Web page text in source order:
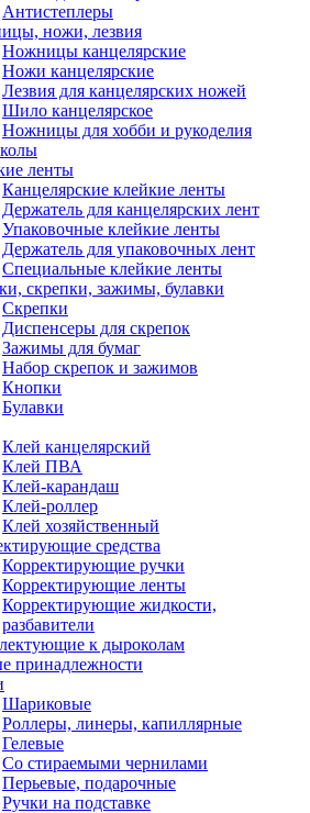
Антистеплеры
ножи, лезвия
Ножницы канцелярские
Ножи канцелярские
Лезвия для канцелярских ножей
Шило канцелярское
Ножницы для хобби и рукоделия
ленты
Канцелярские клейкие ленты
Держатель для канцелярских лент
Упаковочные клейкие ленты
Держатель для упаковочных лент
Специальные клейкие ленты
скрепки, зажимы, булавки
Скрепки
Диспенсеры для скрепок
Зажимы для бумаг
Набор скрепок и зажимов
Кнопки
Булавки
Клей канцелярский
Клей ПВА
Клей-карандаш
Клей-роллер
Клей хозяйственный
средства
Корректирующие ручки
Корректирующие ленты
Корректирующие жидкости,
разбавители
к дыроколам
принадлежности
Шариковые
Роллеры, линеры, капиллярные
Гелевые
Со стираемыми чернилами
Перьевые, подарочные
Ручки на подставке